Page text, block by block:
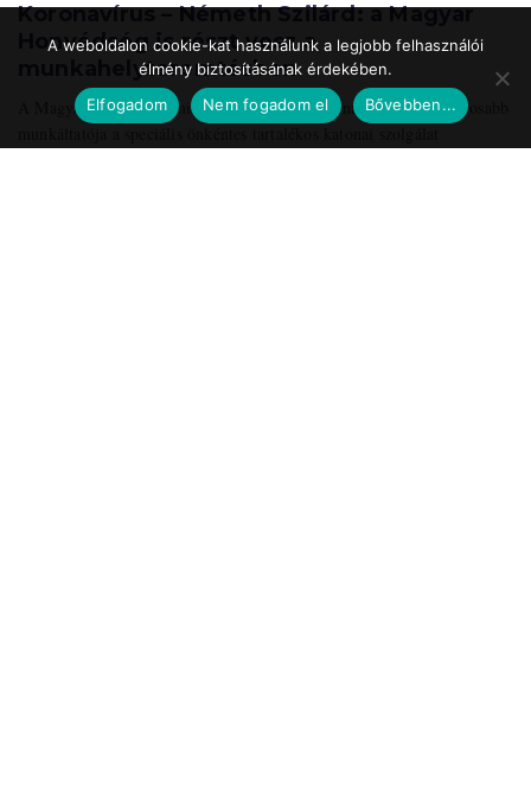
Koronavírus – Németh Szilárd: a Magyar
Honvédség is részt vesz a
munkahelyteremtésben
A Magyar Honvédség mint az ország egyik legnagyobb és legbiztosabb
A weboldalon cookie-kat használunk a legjobb felhasználói
élmény biztosításának érdekében.
Elfogadom
Nem fogadom el Bővebben...